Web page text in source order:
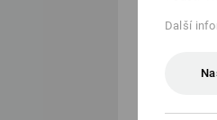
Další